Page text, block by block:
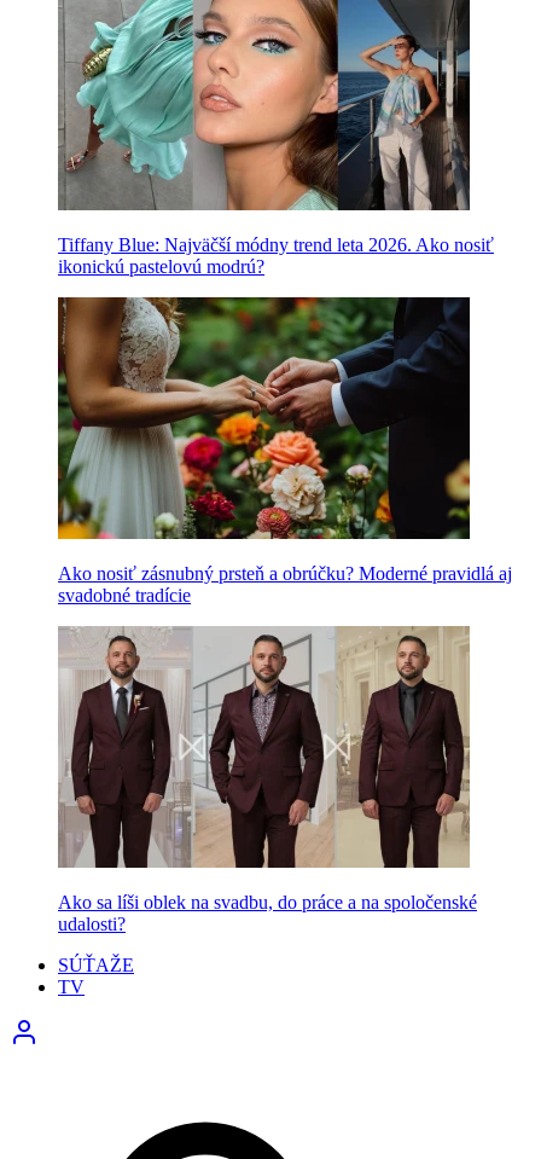
Tiffany Blue: Najväčší módny trend leta 2026. Ako nosiť
ikonickú pastelovú modrú?
Ako nosiť zásnubný prsteň a obrúčku? Moderné pravidlá aj
svadobné tradície
Ako sa líši oblek na svadbu, do práce a na spoločenské
udalosti?
SÚŤAŽE
TV